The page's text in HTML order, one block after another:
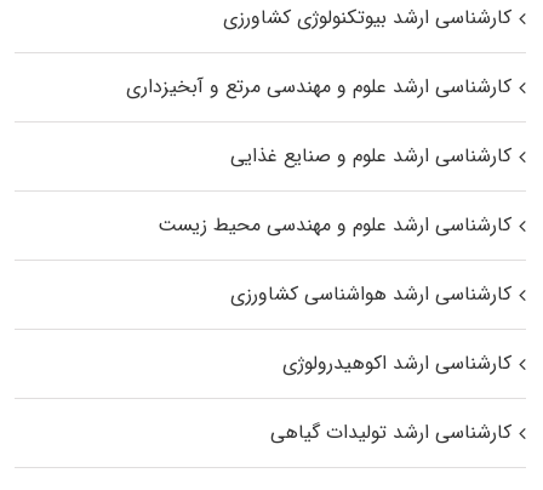
کارشناسی ارشد بیوتکنولوژی کشاورزی
کارشناسی ارشد علوم و مهندسی مرتع و آبخیزداری
کارشناسی ارشد علوم و صنایع غذایی
کارشناسی ارشد علوم و مهندسی محیط زیست
کارشناسی ارشد هواشناسی کشاورزی
کارشناسی ارشد اکوهیدرولوژی
کارشناسی ارشد تولیدات گیاهی